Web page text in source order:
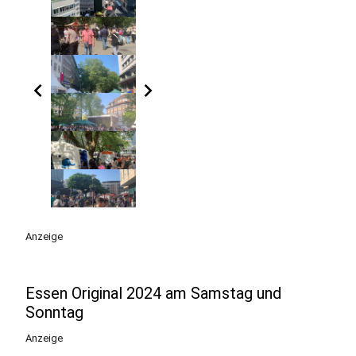
chevron_left chevron_right
Anzeige
Essen Original 2024 am Samstag und
Sonntag
Anzeige